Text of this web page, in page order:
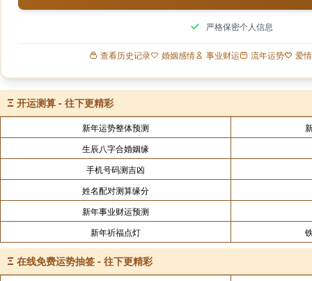
严格保密个人信息
查看历史记录 婚姻感情 事业财运 流年运势 爱
Ξ 开运测算 - 往下更精彩
新年运势整体预测
生辰八字合婚姻缘
手机号码测吉凶
姓名配对测算缘分
新年事业财运预测
新年祈福点灯
Ξ 在线免费运势抽签 - 往下更精彩